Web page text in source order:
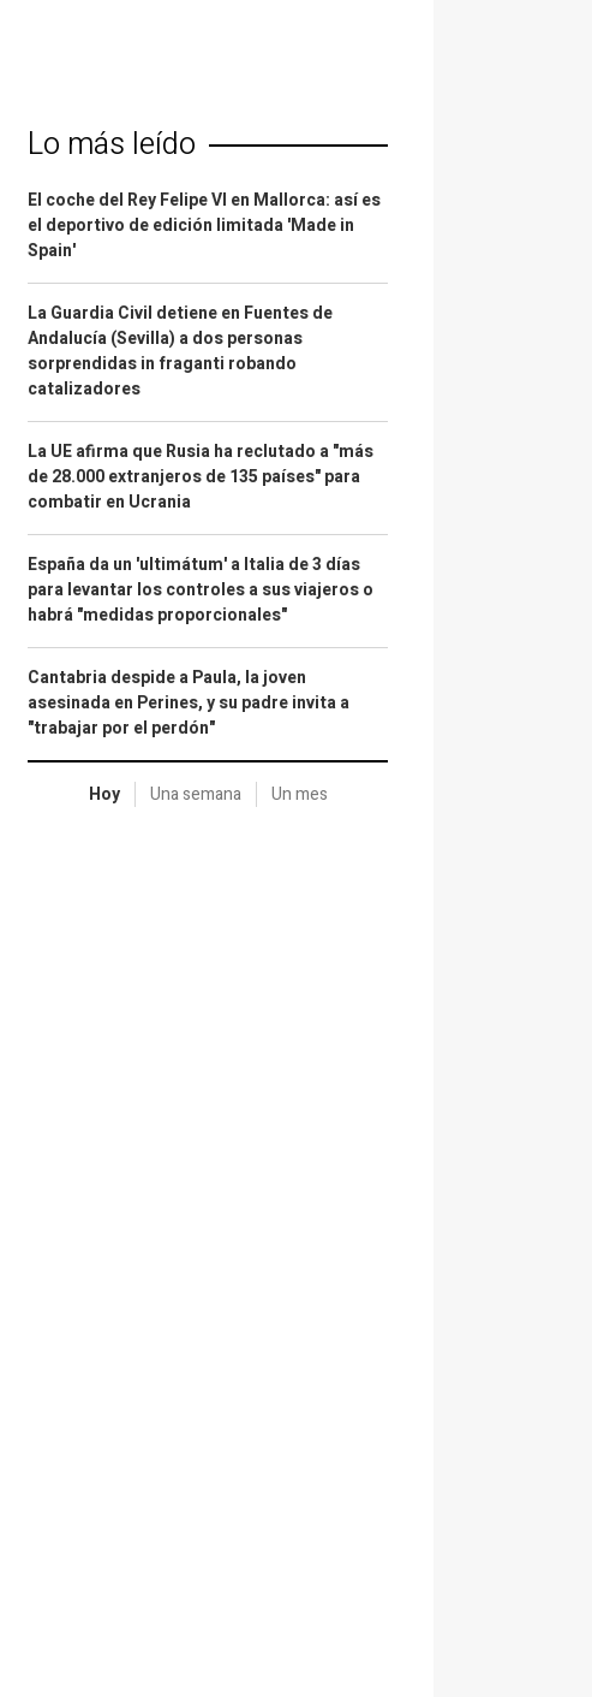
Lo más leído
El coche del Rey Felipe VI en Mallorca: así es
el deportivo de edición limitada 'Made in
Spain'
La Guardia Civil detiene en Fuentes de
Andalucía (Sevilla) a dos personas
sorprendidas in fraganti robando
catalizadores
La UE afirma que Rusia ha reclutado a "más
de 28.000 extranjeros de 135 países" para
combatir en Ucrania
España da un 'ultimátum' a Italia de 3 días
para levantar los controles a sus viajeros o
habrá "medidas proporcionales"
Cantabria despide a Paula, la joven
asesinada en Perines, y su padre invita a
"trabajar por el perdón"
Hoy Una semana Un mes